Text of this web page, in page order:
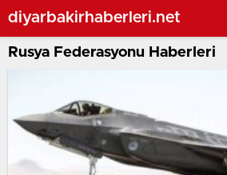
diyarbakirhaberleri.net
Rusya Federasyonu Haberleri